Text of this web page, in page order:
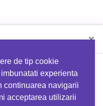
de tip cookie
experienta
continuarea navigarii
acceptarea utilizarii
×
folosind codul